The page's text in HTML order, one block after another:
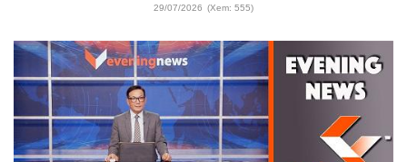
29/07/2026 (Xem: 555)